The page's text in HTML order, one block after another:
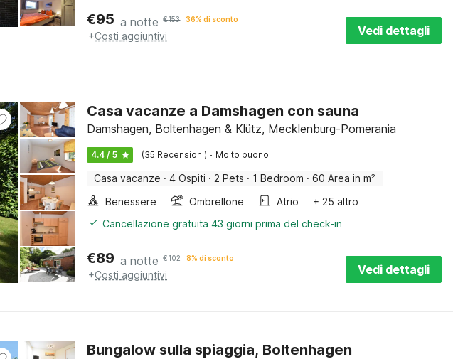
€95 a notte €153 36% di sconto
+Costi aggiuntivi Vedi dettagli
Casa vacanze a Damshagen con sauna
Damshagen, Boltenhagen & Klütz, Mecklenburg-Pomerania
4.4 / 5 (35 Recensioni) · Molto buono
Casa vacanze · 4 Ospiti · 2 Pets · 1 Bedroom · 60 Area in m²
Benessere
Ombrellone Atrio
+ 25 altro
Cancellazione gratuita 43 giorni prima del check-in
€89 a notte €102 8% di sconto
+Costi aggiuntivi Vedi dettagli
Bungalow sulla spiaggia, Boltenhagen